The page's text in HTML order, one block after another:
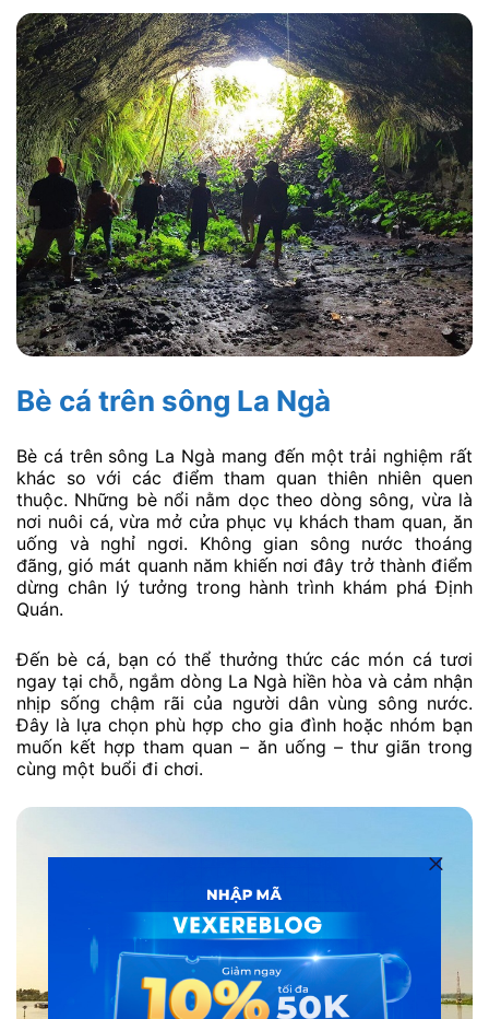
Bè cá trên sông La Ngà
Bè cá trên sông La Ngà mang đến một trải nghiệm rất
khác so với các điểm tham quan thiên nhiên quen
thuộc. Những bè nổi nằm dọc theo dòng sông, vừa là
nơi nuôi cá, vừa mở cửa phục vụ khách tham quan, ăn
uống và nghỉ ngơi. Không gian sông nước thoáng
đãng, gió mát quanh năm khiến nơi đây trở thành điểm
dừng chân lý tưởng trong hành trình khám phá Định
Quán.
Đến bè cá, bạn có thể thưởng thức các món cá tươi
ngay tại chỗ, ngắm dòng La Ngà hiền hòa và cảm nhận
nhịp sống chậm rãi của người dân vùng sông nước.
Đây là lựa chọn phù hợp cho gia đình hoặc nhóm bạn
muốn kết hợp tham quan – ăn uống – thư giãn trong
cùng một buổi đi chơi.